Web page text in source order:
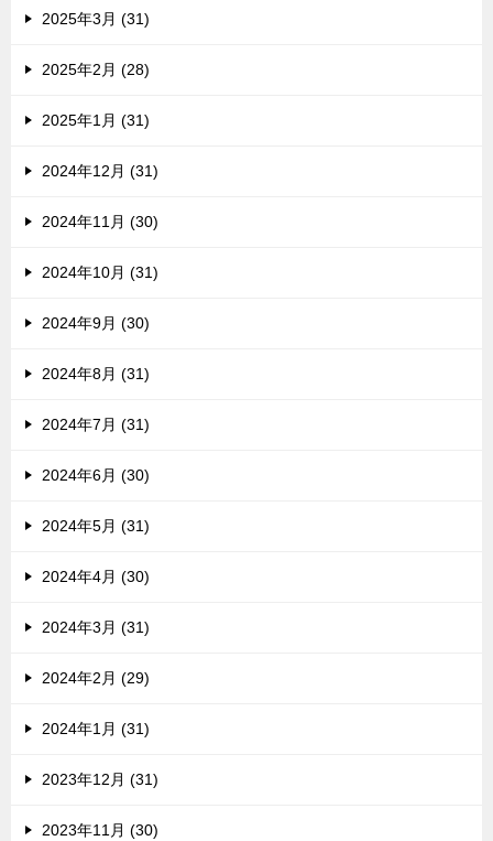
2025年3月 (31)
2025年2月 (28)
2025年1月 (31)
2024年12月 (31)
2024年11月 (30)
2024年10月 (31)
2024年9月 (30)
2024年8月 (31)
2024年7月 (31)
2024年6月 (30)
2024年5月 (31)
2024年4月 (30)
2024年3月 (31)
2024年2月 (29)
2024年1月 (31)
2023年12月 (31)
2023年11月 (30)